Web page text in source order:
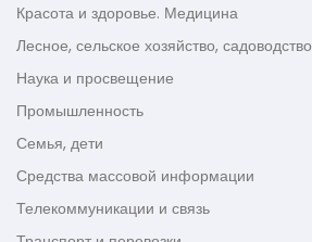
Красота и здоровье. Медицина
Лесное, сельское хозяйство, садоводство
Наука и просвещение
Промышленность
Семья, дети
Средства массовой информации
Телекоммуникации и связь